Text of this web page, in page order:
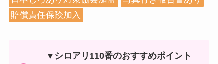
賠償責任保険加入
▼シロアリ110番のおすすめポイント